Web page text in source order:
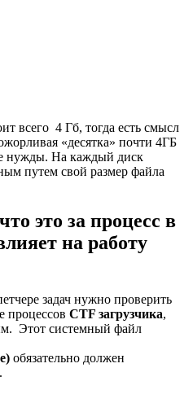
всего 4 Гб, тогда есть смысл
«десятка» почти 4ГБ
нужды. На каждый диск
путем свой размер файла
это за процесс в
на работу
задач нужно проверить
процессов CTF загрузчика,
Этот системный файл
обязательно должен